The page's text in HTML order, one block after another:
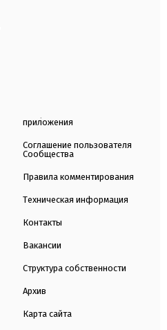
приложения
Соглашение пользователя
Сообщества
Правила комментирования
Техническая информация
Контакты
Вакансии
Структура собственности
Архив
Карта сайта